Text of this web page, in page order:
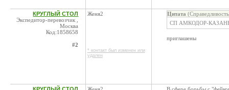
КРУГЛЫЙ СТОЛ
Экспедитор-перевозчик ,
Москва
Код:1858658
#2
Женя2
* контакт был изменен или
удален
Цитата
СП АМКОДОР-
приглашены